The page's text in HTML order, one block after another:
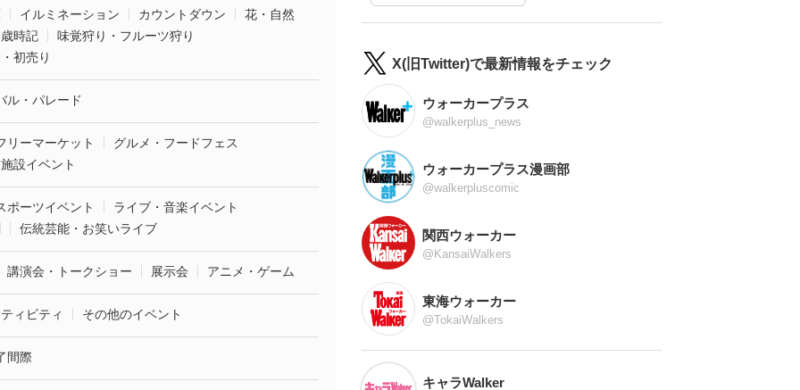
イルミネーション カウントダウン
花・自然
時記
味覚狩り・フルーツ狩り
初売り
ル・パレード
リーマーケット
グルメ・フードフェス
設イベント
ポーツイベント
ライブ・音楽イベント
伝統芸能・お笑いライブ
講演会・トークショー 展示会 アニメ・ゲーム
ィビティ その他のイベント
間際
X(旧Twitter)で最新情報をチェック
ウォーカープラス
@walkerplus_news
ウォーカープラス漫画部
@walkerpluscomic
関西ウォーカー
@KansaiWalkers
東海ウォーカー
@TokaiWalkers
キャラWalker